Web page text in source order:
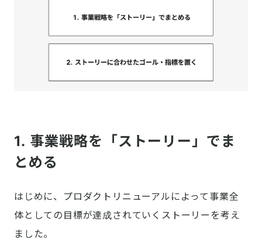
1. 事業戦略を「ストーリー」でま
とめる
はじめに、プロダクトリニューアルによって事業全
体としての目標が達成されていくストーリーを考え
ました。